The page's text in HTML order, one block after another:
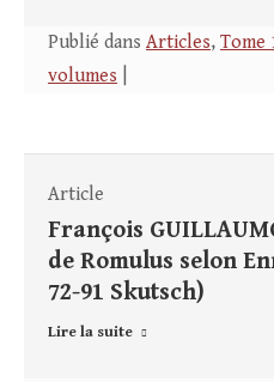
Publié dans Articles, Tome
volumes
Article
François
de Romulus selon
72-91 Skutsch)
Lire la suite